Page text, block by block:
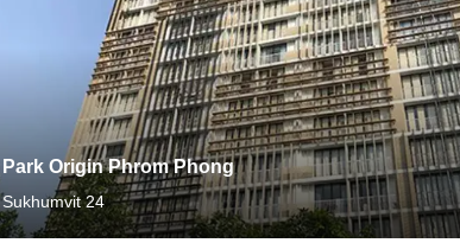
Park Origin Phrom Phong
Sukhumvit 24